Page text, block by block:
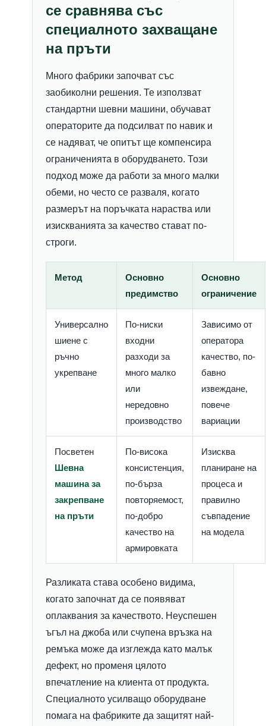
се сравнява със
специалното захващане
на пръти
Много фабрики започват със
заобиколни решения. Те използват
стандартни шевни машини, обучават
операторите да подсилват по навик и
се надяват, че опитът ще компенсира
ограниченията в оборудването. Този
подход може да работи за много малки
обеми, но често се разваля, когато
размерът на поръчката нараства или
изискванията за качество стават по-
строги.
Метод
Основно
предимство
Основно
ограничение
Универсално
шиене с
ръчно
укрепване
По-ниски
входни
разходи за
много малко
или
нередовно
производство
Зависимо от
оператора
качество, по-
бавно
извеждане,
повече
вариации
Посветен
Шевна
машина за
закрепване
на пръти
По-висока
консистенция,
по-бърза
повторяемост,
по-добро
качество на
армировката
Изисква
планиране на
процеса и
правилно
съвпадение
на модела
Разликата става особено видима,
когато започнат да се появяват
оплаквания за качеството. Неуспешен
ъгъл на джоба или счупена връзка на
ремъка може да изглежда като малък
дефект, но променя цялото
впечатление на клиента от продукта.
Специалното усилващо оборудване
помага на фабриките да защитят най-